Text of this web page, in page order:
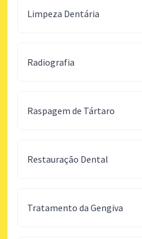
Limpeza Dentária
Radiografia
Raspagem de Tártaro
Restauração Dental
Tratamento da Gengiva